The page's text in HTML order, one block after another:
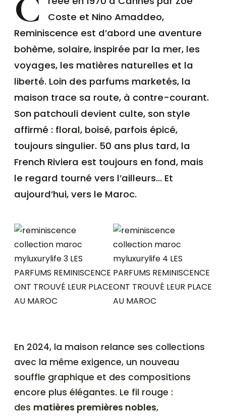
Coste et Nino Amaddeo,
Reminiscence est d’abord une aventure
bohème, solaire, inspirée par la mer, les
voyages, les matières naturelles et la
liberté. Loin des parfums marketés, la
maison trace sa route, à contre-courant.
Son patchouli devient culte, son style
affirmé : floral, boisé, parfois épicé,
toujours singulier. 50 ans plus tard, la
French Riviera est toujours en fond, mais
le regard tourné vers l’ailleurs… Et
aujourd’hui, vers le Maroc.
En 2024, la maison relance ses collections
avec la même exigence, un nouveau
souffle graphique et des compositions
encore plus élégantes. Le fil rouge :
des matières premières nobles,